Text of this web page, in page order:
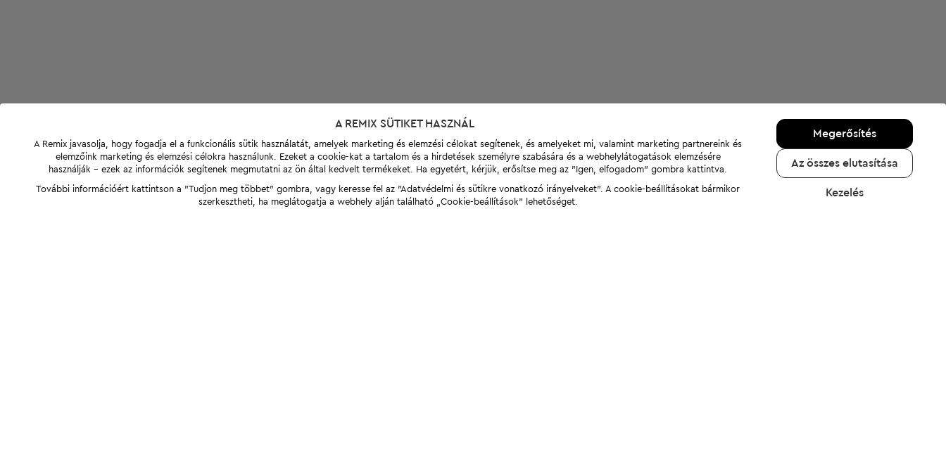
A REMIX SÜTIKET HASZNÁL
A Remix javasolja, hogy fogadja el a funkcionális sütik használatát, amelyek marketing és elemzési célokat segítenek, és amelyeket mi, valamint marketing partnereink és
elemzőink marketing és elemzési célokra használunk. Ezeket a cookie-kat a tartalom és a hirdetések személyre szabására és a webhelylátogatások elemzésére
használják - ezek az információk segítenek megmutatni az ön által kedvelt termékeket. Ha egyetért, kérjük, erősítse meg az "Igen, elfogadom" gombra kattintva.
További információért kattintson a "Tudjon meg többet" gombra, vagy keresse fel az "Adatvédelmi és sütikre vonatkozó irányelveket". A cookie-beállításokat bármikor
szerkesztheti, ha meglátogatja a webhely alján található „Cookie-beállítások” lehetőséget.
Megerősítés
Az összes elutasítása
Kezelés